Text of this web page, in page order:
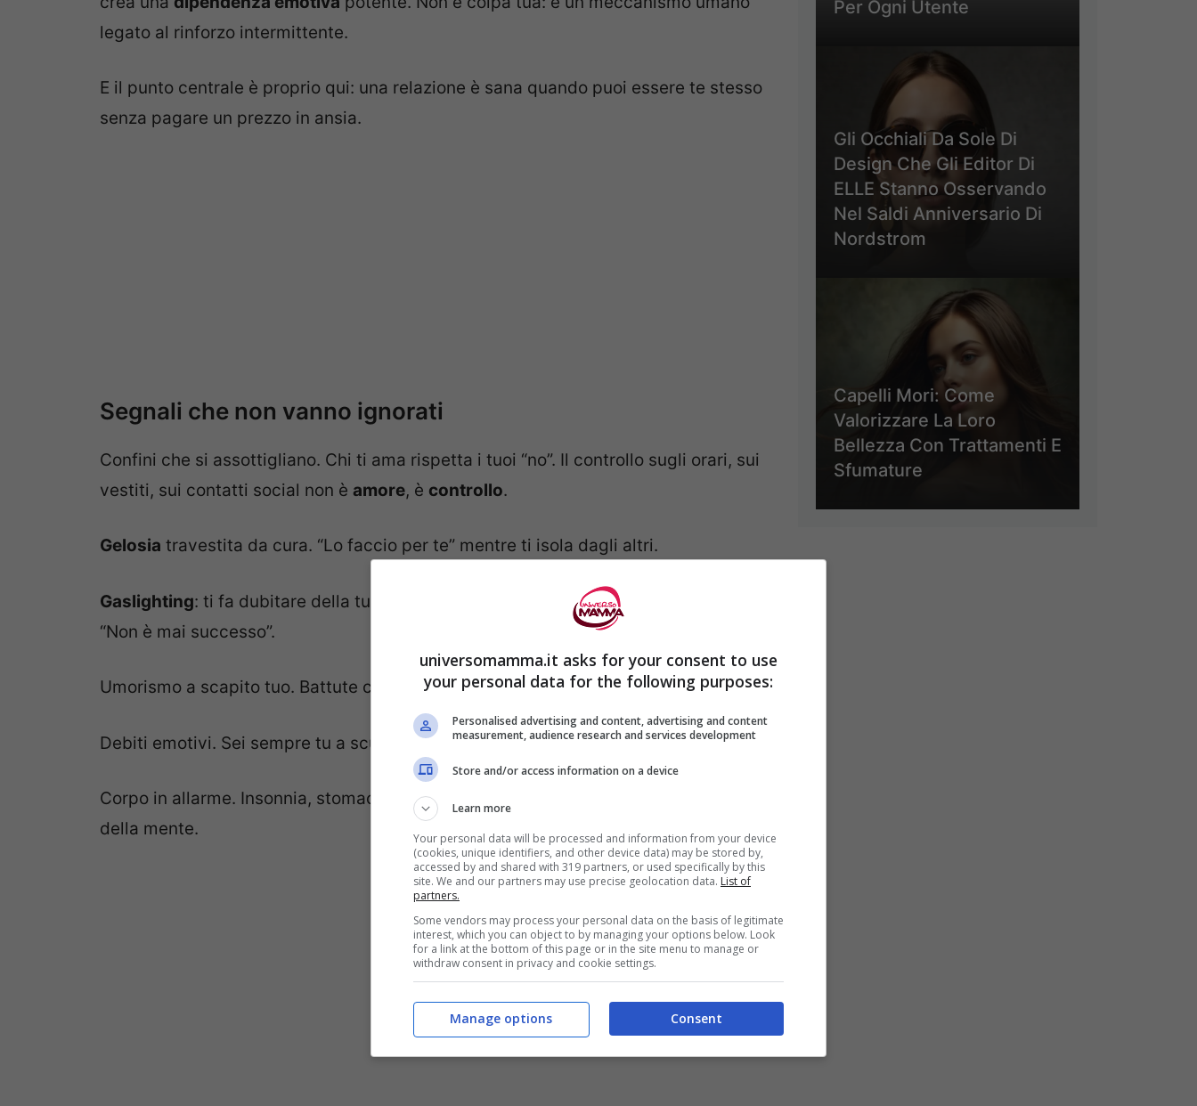
legato al rinforzo intermittente.
E il punto centrale è proprio qui: una relazione è sana quando puoi essere te stesso
senza pagare un prezzo in ansia.
Segnali che non vanno ignorati
Confini che si assottigliano. Chi ti ama rispetta i tuoi “no”. Il controllo sugli orari, sui
vestiti, sui contatti social non è amore, è controllo.
Gelosia travestita da cura. “Lo faccio per te” mentre ti isola dagli altri.
Gaslighting: ti fa dubitare della tua memoria o percezione. “Sei troppo sensibile”,
“Non è mai successo”.
Umorismo a scapito tuo. Battute che feriscono, poi “stavo scherzando”.
Debiti emotivi. Sei sempre tu a scusarti, anche quando non hai fatto nulla.
Corpo in allarme. Insonnia, stomaco chiuso, stanchezza. Il corpo registra prima
della mente.
Per Ogni Utente
Gli Occhiali Da Sole Di
Design Che Gli Editor Di
ELLE Stanno Osservando
Nel Saldi Anniversario Di
Nordstrom
Capelli Mori: Come
Valorizzare La Loro
Bellezza Con Trattamenti E
Sfumature
universomamma.it asks for your consent to use
your personal data for the following purposes:
Personalised advertising and content, advertising and content
measurement, audience research and services development
Store and/or access information on a device
Learn more
Your personal data will be processed and information from your device
(cookies, unique identifiers, and other device data) may be stored by,
accessed by and shared with 319 partners, or used specifically by this
site. We and our partners may use precise geolocation data. List of
partners.
Some vendors may process your personal data on the basis of legitimate
interest, which you can object to by managing your options below. Look
for a link at the bottom of this page or in the site menu to manage or
withdraw consent in privacy and cookie settings.
Consent
Manage options